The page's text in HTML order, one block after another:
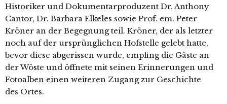
Historiker und Dokumentarproduzent Dr. Anthony
Cantor, Dr. Barbara Elkeles sowie Prof. em. Peter
Kröner an der Begegnung teil. Kröner, der als letz­ter
noch auf der ursprüng­li­chen Hofstelle gelebt hat­te,
bevor die­se abge­ris­sen wur­de, emp­fing die Gäste an
der Wöste und öff­ne­te mit sei­nen Erinnerungen und
Fotoalben einen wei­te­ren Zugang zur Geschichte
des Ortes.